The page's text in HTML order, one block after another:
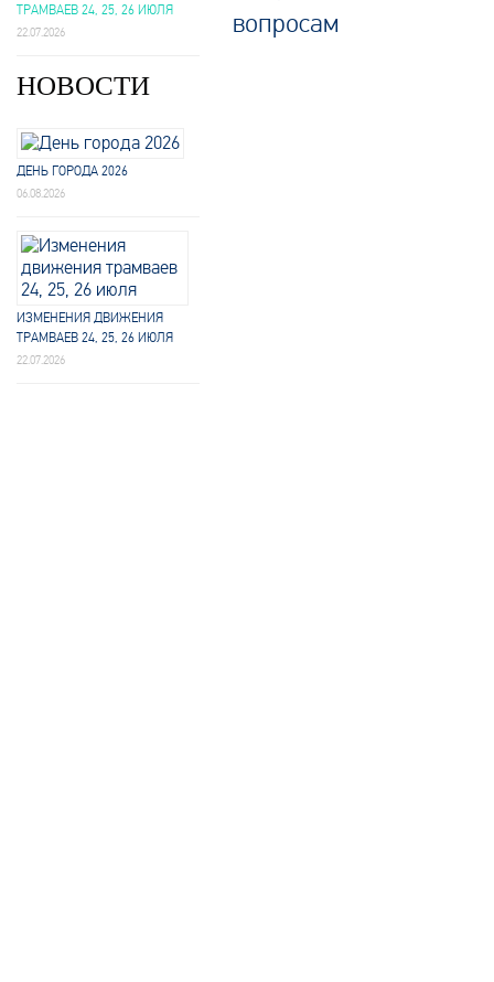
ТРАМВАЕВ 24, 25, 26 ИЮЛЯ
22.07.2026
НОВОСТИ
ДЕНЬ ГОРОДА 2026
06.08.2026
ИЗМЕНЕНИЯ ДВИЖЕНИЯ
ТРАМВАЕВ 24, 25, 26 ИЮЛЯ
22.07.2026